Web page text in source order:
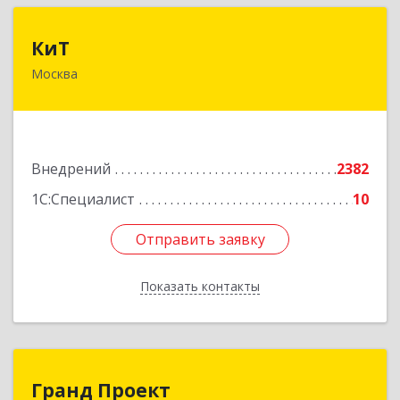
КиТ
Москва
Внедрений
2382
1С:Специалист
10
Отправить заявку
Показать контакты
107078, Москва г, Басманная Нов. ул, д.23 Б,
Отправить заявку
Назад
Гранд Проект